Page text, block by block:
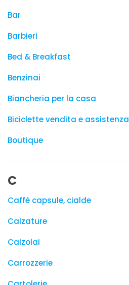
Bar
Barbieri
Bed & Breakfast
Benzinai
Biancheria per la casa
Biciclette vendita e assistenza
Boutique
C
Caffè capsule, cialde
Calzature
Calzolai
Carrozzerie